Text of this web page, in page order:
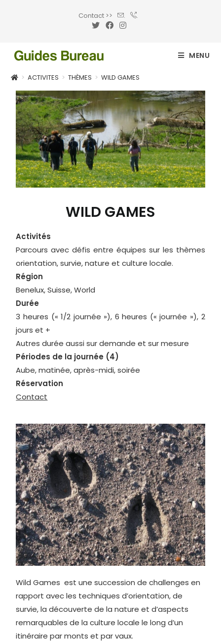
Contact >> . .
MENU
> ACTIVITES > THÈMES > WILD GAMES
WILD GAMES
Activités
Parcours avec défis entre équipes sur les thèmes
orientation, survie, nature et culture locale.
Région
Benelux, Suisse, World
Durée
3 heures (« 1/2 journée »), 6 heures (« journée »), 2
jours et +
Autres durée aussi sur demande et sur mesure
Périodes de la journée (4)
Aube, matinée, après-midi, soirée
Réservation
Contact
Wild Games est une succession de challenges en
rapport avec les techniques d’orientation, de
survie, la découverte de la nature et d’aspects
remarquables de la culture locale le long d’un
itinéraire par monts et par vaux.